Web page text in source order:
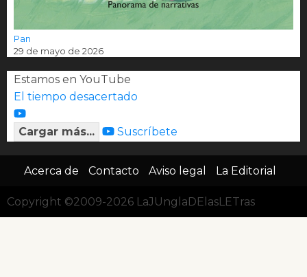
Pan
29 de mayo de 2026
Estamos en YouTube
El tiempo desacertado
Cargar más... Suscríbete
Acerca de Contacto Aviso legal La Editorial
Copyright ©2009-2026 LaJUnglaDElasLETras